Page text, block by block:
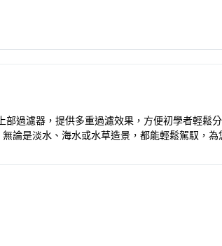
過濾器，提供多重過濾效果，方便初學者輕鬆
論是淡水、海水或水草造景，都能輕鬆駕馭，為